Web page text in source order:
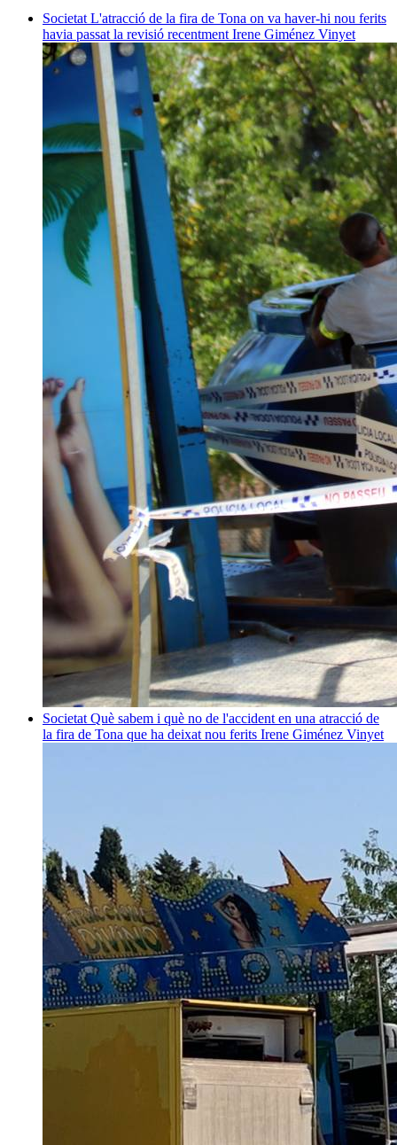
Societat L'atracció de la fira de Tona on va haver-hi nou ferits
havia passat la revisió recentment Irene Giménez Vinyet
Societat Què sabem i què no de l'accident en una atracció de
la fira de Tona que ha deixat nou ferits Irene Giménez Vinyet